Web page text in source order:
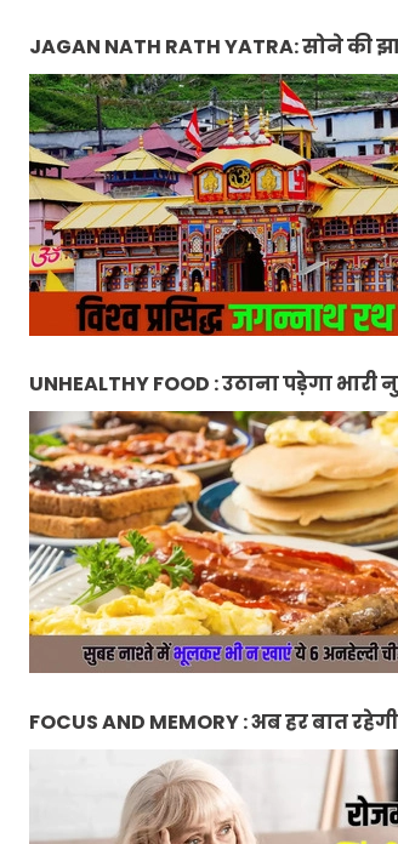
JAGAN NATH RATH YATRA: सोने की
UNHEALTHY FOOD : उठाना पड़ेगा
FOCUS AND MEMORY : अब हर बात